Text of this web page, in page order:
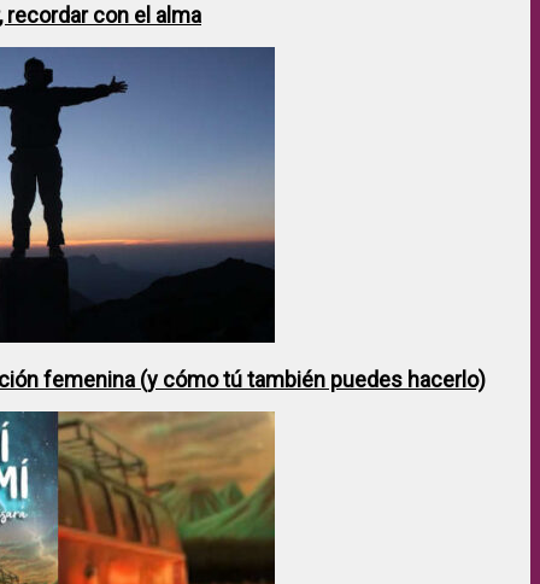
recordar con el alma
femenina (y cómo tú también puedes hacerlo)